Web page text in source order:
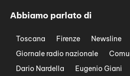
Abbiamo parlato di
Toscana Firenze Newsline
Giornale radio nazionale
Dario Nardella
Eugenio Giani